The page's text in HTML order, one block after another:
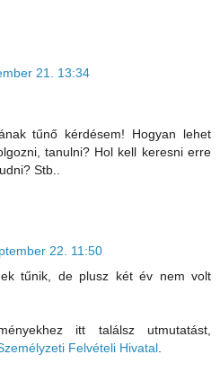
21. 13:34
tűnő kérdésem! Hogyan lehet
tanulni? Hol kell keresni erre
Stb..
22. 11:50
tűnik, de plusz két év nem volt
itt találsz utmutatást,
Felvételi Hivatal